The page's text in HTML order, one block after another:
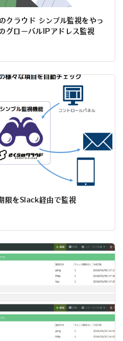
クラウド シンプル監視をやっ
グローバルIPアドレス監視
限をSlack経由で監視